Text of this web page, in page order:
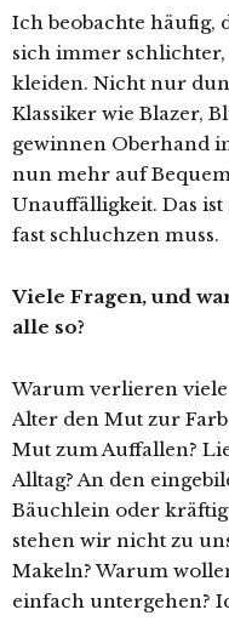
Ich beobachte häufig,
sich immer
kleiden. Nicht nur
Klassiker wie Blazer,
gewinnen Oberhand
nun mehr auf
Unauffälligkeit. Das
fast schluchzen muss.
Viele Fragen, und
alle so?
Warum verlieren viele
Alter den Mut zur
Mut zum Auffallen?
Alltag? An den
Bäuchlein oder
stehen wir nicht zu
Makeln? Warum
einfach untergehen?